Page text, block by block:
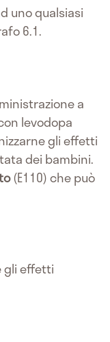
uno qualsiasi
6.1.
a
levodopa
gli effetti
dei bambini.
(E110) che può
gli effetti